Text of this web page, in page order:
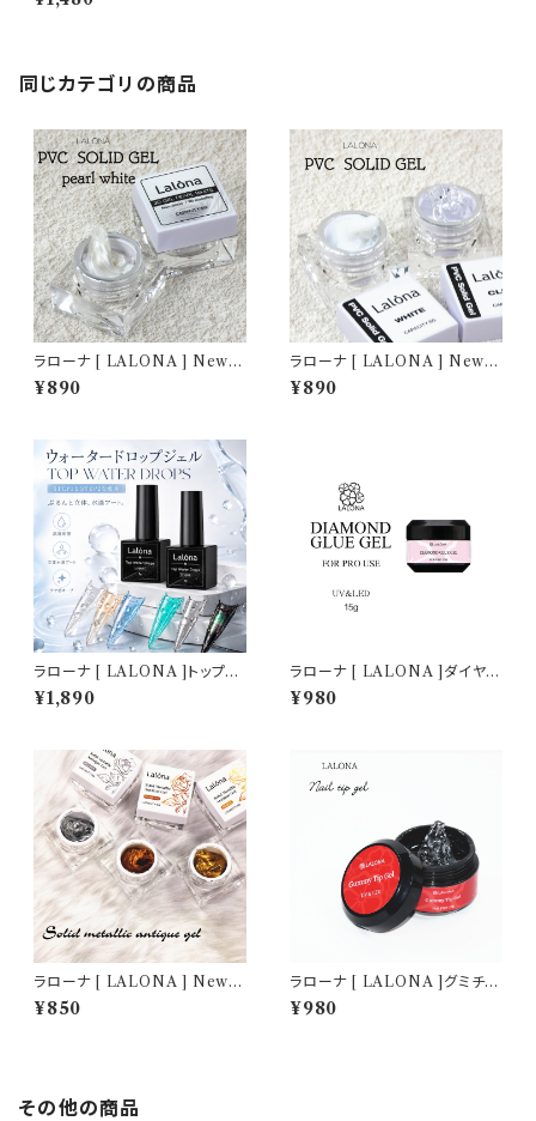
) ジェルネイル/ビジュージェル/
同じカテゴリの商品
ラローナ [ LALONA ] New P
VCソリッドジェル( パールホワ
イト ) ( 5g ) デコジェル / 3D /
¥890
ラローナ [ LALONA ] New P
VCソリッドジェル ( 5g ) デコジ
ェル / 3D / クレイジェル / 粘土
¥890
ラローナ [ LALONA ]トップウ
ォータードロップジェル( 5gセッ
ト ) ネイルアート/ぽちょんネイ
¥1,890
ラローナ [ LALONA ]ダイヤモ
ンドグルージェル ( 15g ) ジェル
ネイル/ビジュージェル/ノンワイ
¥980
ラローナ [ LALONA ] New P
VCソリッドジェル( アンティーク
メタリック ) ( 5g ) デコジェル /
¥850
ラローナ [ LALONA ]グミチッ
プジェル ( 15g ) HEMAフリー/
グミジェル/ネイルチップ/ネイル
¥980
その他の商品